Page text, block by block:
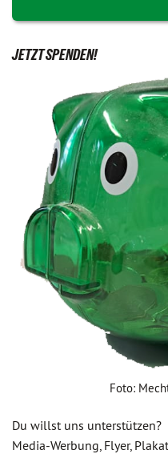
JETZT SPENDEN!
Foto:
Du willst uns unterstützen?
Media-Werbung, Flyer,